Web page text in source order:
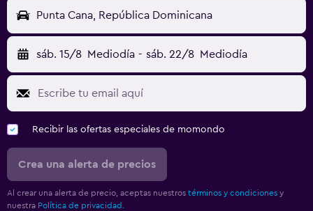
Punta Cana, República Dominicana
sáb. 15/8 Mediodía - sáb. 22/8 Mediodía
Recibir las ofertas especiales de momondo
Crea una alerta de precios
Al crear una alerta de precio, aceptas nuestros términos y condiciones y
nuestra Política de privacidad.